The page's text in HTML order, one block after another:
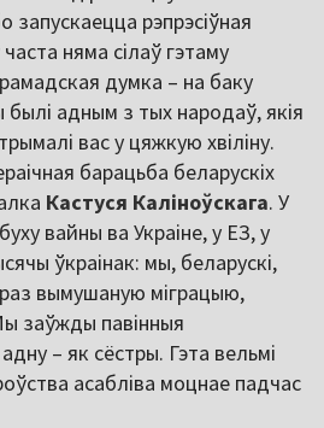
запускаецца рэпрэсіўная
няма сілаў гэтаму
думка – на баку
былі адным з тых народаў, якія
вас у цяжкую хвіліну.
барацьба беларускіх
Кастуся Каліноўскага. У
вайны ва Украіне, у ЕЗ, у
ўкраінак: мы, беларускі,
вымушаную міграцыю,
заўжды павінныя
– як сёстры. Гэта вельмі
асабліва моцнае падчас